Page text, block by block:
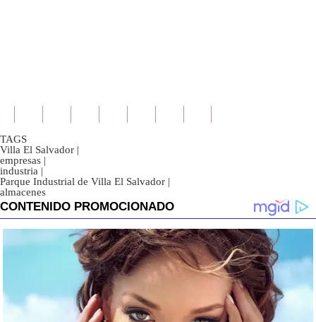
TAGS
Villa El Salvador |
empresas |
industria |
Parque Industrial de Villa El Salvador |
almacenes